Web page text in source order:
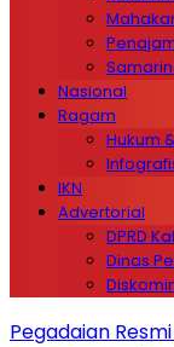
Nasional
Ragam
Hukum
IKN
Advertorial
DPRD
Dinas
Pegadaian